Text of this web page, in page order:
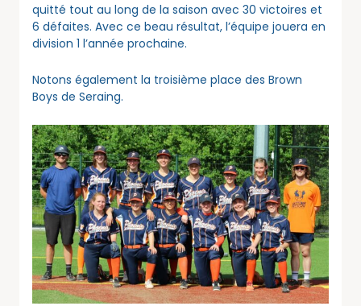
quitté tout au long de la saison avec 30 victoires et
6 défaites. Avec ce beau résultat, l’équipe jouera en
division 1 l’année prochaine.
Notons également la troisième place des Brown
Boys de Seraing.